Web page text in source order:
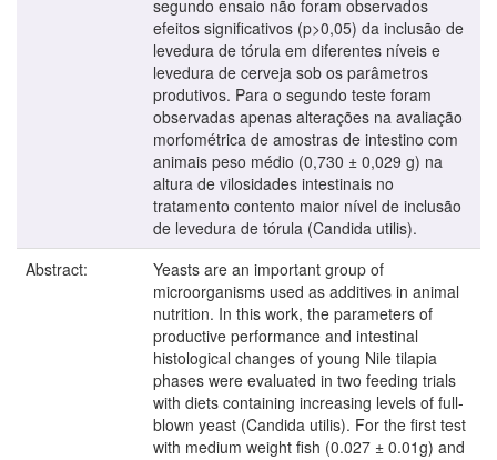
segundo ensaio não foram observados
efeitos significativos (p>0,05) da inclusão de
levedura de tórula em diferentes níveis e
levedura de cerveja sob os parâmetros
produtivos. Para o segundo teste foram
observadas apenas alterações na avaliação
morfométrica de amostras de intestino com
animais peso médio (0,730 ± 0,029 g) na
altura de vilosidades intestinais no
tratamento contento maior nível de inclusão
de levedura de tórula (Candida utilis).
Abstract:
Yeasts are an important group of
microorganisms used as additives in animal
nutrition. In this work, the parameters of
productive performance and intestinal
histological changes of young Nile tilapia
phases were evaluated in two feeding trials
with diets containing increasing levels of full-
blown yeast (Candida utilis). For the first test
with medium weight fish (0.027 ± 0.01g) and